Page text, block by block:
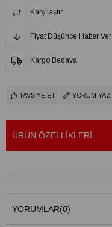
Karşılaştır
Fiyat Düşünce Haber Ver
Kargo Bedava
TAVSIYE ET YORUM YAZ
ÜRÜN ÖZELLIKLERI
YORUMLAR(0)